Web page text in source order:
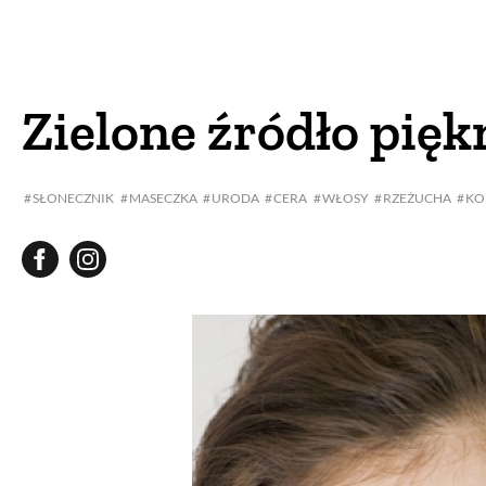
Zielone źródło
SŁONECZNIK MASECZKA URODA CERA WŁOSY RZEŻUCHA
PROJEKTOWANIE
ZWYCZAJE
DANIA